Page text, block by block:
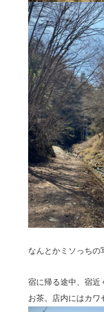
なんとかミソっちの
宿に帰る途中、宿近
お茶。店内にはカワ